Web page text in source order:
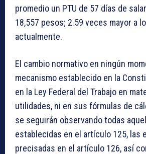
promedio un PTU de 57 días de
18,557 pesos; 2.59 veces mayor a
actualmente.
El cambio normativo en ningún
mecanismo establecido en la
en la Ley Federal del Trabajo en
utilidades, ni en sus fórmulas de
se seguirán observando todas
establecidas en el artículo 125, las
precisadas en el artículo 126, así